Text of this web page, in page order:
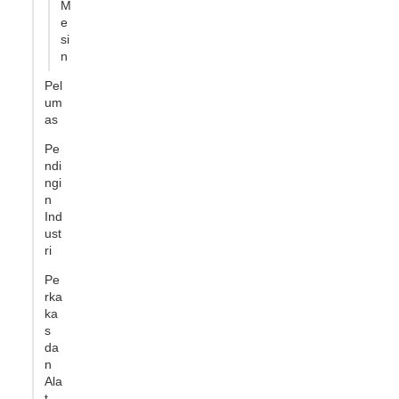
M
e
si
n
Pel
um
as
Pe
ndi
ngi
n
Ind
ust
ri
Pe
rka
ka
s
da
n
Ala